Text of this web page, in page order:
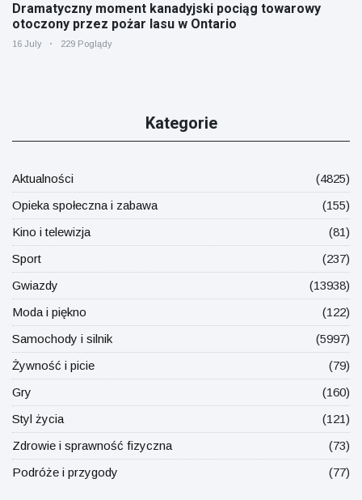
Dramatyczny moment kanadyjski pociąg towarowy
otoczony przez pożar lasu w Ontario
16 July 229 Poglądy
Kategorie
Aktualności
(4825)
Opieka społeczna i zabawa
(155)
Kino i telewizja
(81)
Sport
(237)
Gwiazdy
(13938)
Moda i piękno
(122)
Samochody i silnik
(5997)
Żywność i picie
(79)
Gry
(160)
Styl życia
(121)
Zdrowie i sprawność fizyczna
(73)
Podróże i przygody
(77)